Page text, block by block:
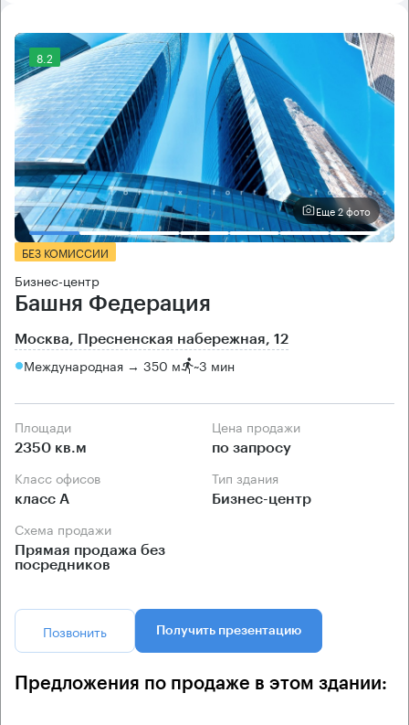
8.2
Еще 2 фото
БЕЗ КОМИССИИ
Бизнес-центр
Башня Федерация
Москва, Пресненская набережная, 12
Международная → 350 м ~3 мин
Площади
2350 кв.м
Цена продажи
по запросу
Класс офисов
класс А
Тип здания
Бизнес-центр
Схема продажи
Прямая продажа без
посредников
Позвонить Получить презентацию
Предложения по продаже в этом здании: